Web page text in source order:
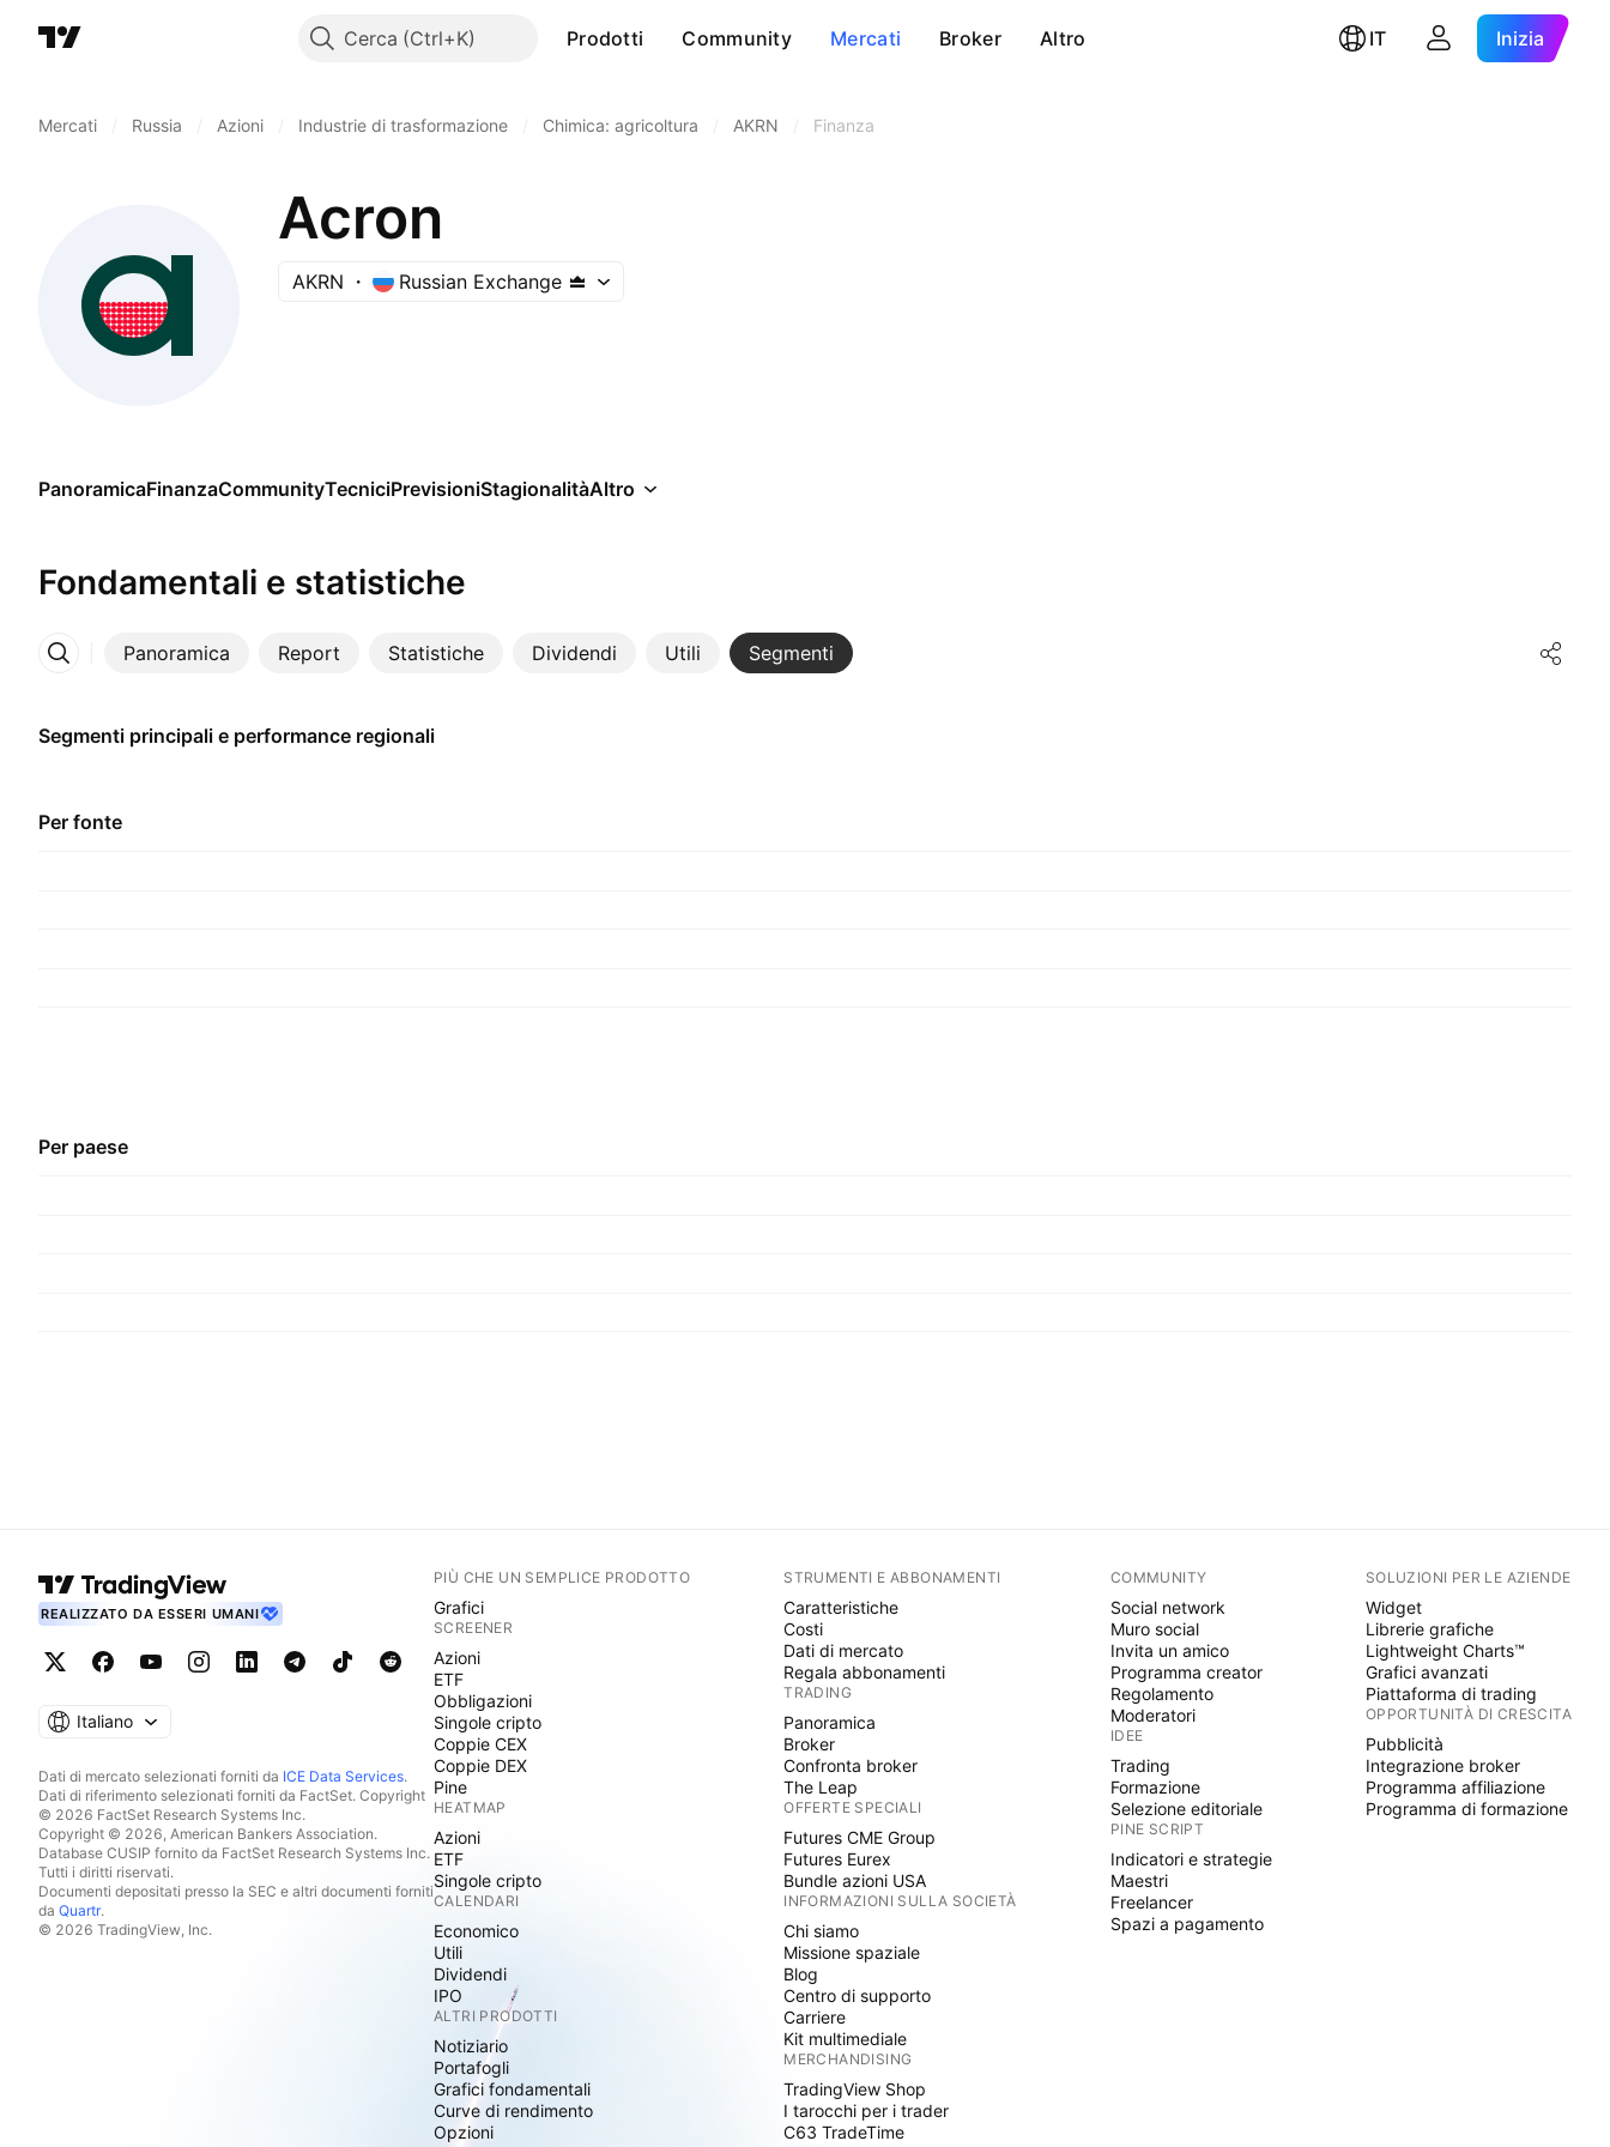
Cerca Prodotti Community Mercati Broker Altro IT Inizia
Mercati Russia Azioni Industrie di trasformazione Chimica: agricoltura AKRN Finanza
Acron
AKRN Russian Exchange
PanoramicaFinanzaCommunityTecniciPrevisioniStagionalitàAltro
Fondamentali e statistiche
Panoramica Report Statistiche Dividendi Utili Segmenti
Altro
Segmenti principali e performance regionali
Per fonte
Per paese
REALIZZATO DA ESSERI UMANI
Italiano
Dati di mercato selezionati forniti da ICE Data Services.
Dati di riferimento selezionati forniti da FactSet. Copyright
© 2026 FactSet Research Systems Inc.
Copyright © 2026, American Bankers Association.
Database CUSIP fornito da FactSet Research Systems Inc.
Tutti i diritti riservati.
Documenti depositati presso la SEC e altri documenti forniti
da Quartr.
© 2026 TradingView, Inc.
PIÙ CHE UN SEMPLICE PRODOTTO
Grafici
SCREENER
Azioni
ETF
Obbligazioni
Singole cripto
Coppie CEX
Coppie DEX
Pine
HEATMAP
Azioni
ETF
Singole cripto
CALENDARI
Economico
Utili
Dividendi
IPO
ALTRI PRODOTTI
Notiziario
Portafogli
Grafici fondamentali
Curve di rendimento
Opzioni
STRUMENTI E ABBONAMENTI
Caratteristiche
Costi
Dati di mercato
Regala abbonamenti
TRADING
Panoramica
Broker
Confronta broker
The Leap
OFFERTE SPECIALI
Futures CME Group
Futures Eurex
Bundle azioni USA
INFORMAZIONI SULLA SOCIETÀ
Chi siamo
Missione spaziale
Blog
Centro di supporto
Carriere
Kit multimediale
MERCHANDISING
TradingView Shop
I tarocchi per i trader
C63 TradeTime
COMMUNITY
Social network
Muro social
Invita un amico
Programma creator
Regolamento
Moderatori
IDEE
Trading
Formazione
Selezione editoriale
PINE SCRIPT
Indicatori e strategie
Maestri
Freelancer
Spazi a pagamento
SOLUZIONI PER LE AZIENDE
Widget
Librerie grafiche
Lightweight Charts™
Grafici avanzati
Piattaforma di trading
OPPORTUNITÀ DI CRESCITA
Pubblicità
Integrazione broker
Programma affiliazione
Programma di formazione